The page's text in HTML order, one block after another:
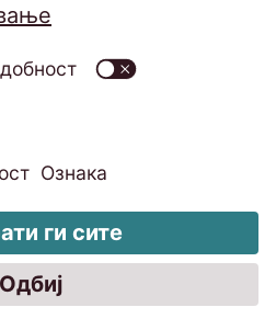
на вршење видео
однесување